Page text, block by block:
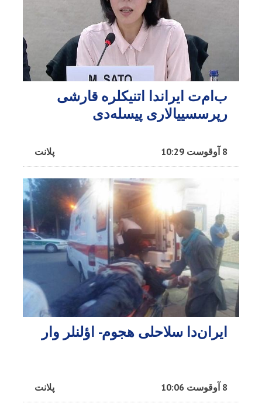
ب‌ام‌ت ایراندا اتنیکلره قارشی
رپرسسییالاری پیسله‌دی
پلانت 8 آوقوست 10:29
ایران‌دا سلاحلی هجوم- اؤلنلر وار
پلانت 8 آوقوست 10:06